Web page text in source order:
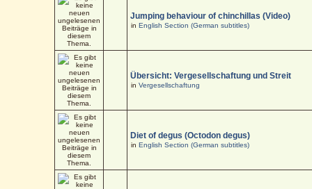
Jumping behaviour of chinchillas (Video)
inEnglish Section (German subtitles)
Übersicht: Vergesellschaftung und Streit
inVergesellschaftung
Diet of degus (Octodon degus)
inEnglish Section (German subtitles)